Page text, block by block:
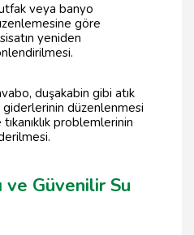
veya banyo
göre
yeniden
duşakabin gibi atık
giderlerinin düzenlenmesi
tıkanıklık problemlerinin
ve Güvenilir Su